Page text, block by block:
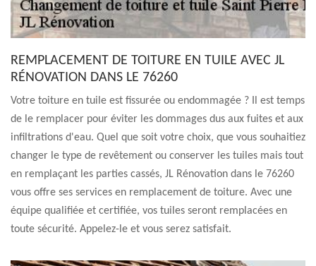
REMPLACEMENT DE TOITURE EN TUILE AVEC JL
RÉNOVATION DANS LE 76260
Votre toiture en tuile est fissurée ou endommagée ? Il est temps
de le remplacer pour éviter les dommages dus aux fuites et aux
infiltrations d'eau. Quel que soit votre choix, que vous souhaitiez
changer le type de revêtement ou conserver les tuiles mais tout
en remplaçant les parties cassés, JL Rénovation dans le 76260
vous offre ses services en remplacement de toiture. Avec une
équipe qualifiée et certifiée, vos tuiles seront remplacées en
toute sécurité. Appelez-le et vous serez satisfait.